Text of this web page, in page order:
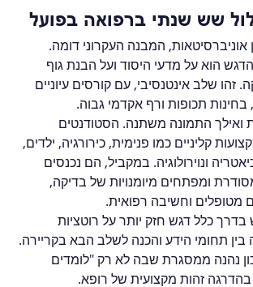
שש שנתי ברפואה בפועל
המבנה העקרוני דומה.
הוא על מדעי היסוד ועל הבנת גוף
שלב אינטנסיבי, עם קורסים עיוניים
תכופות ורף אקדמי גבוה.
ואילך התמונה משתנה. הסטודנטים
קליניים כמו פנימית, כירורגיה, ילדים,
ונוירולוגיה. במקביל, הם נכנסים
ומפתחים מיומנויות של בדיקה,
מטופלים וחשיבה רפואית.
כלל דגש חזק יותר על רוטציות
בין תחומי הידע והכנה לשלב הבא בקריירה.
נהנה ממסגרת שבה לא רק "לומדים
זהות מקצועית של רופא.